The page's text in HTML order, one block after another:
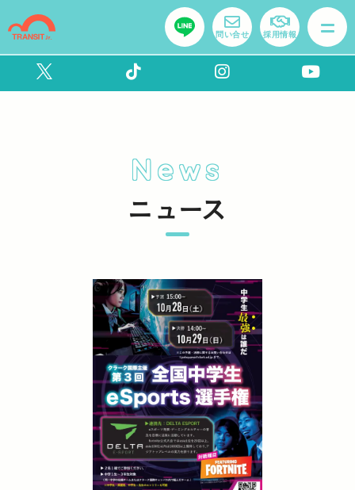
問い合せ 採用情報
News
ニュース